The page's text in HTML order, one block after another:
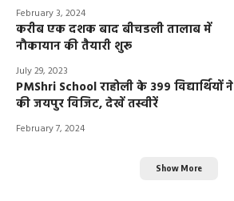
February 3, 2024
करीब एक दशक बाद बीचडली तालाब में
नौकायान की तैयारी शुरू
July 29, 2023
PMShri School राहोली के 399 विद्यार्थियों ने
की जयपुर विजिट, देखें तस्वीरें
February 7, 2024
Show More